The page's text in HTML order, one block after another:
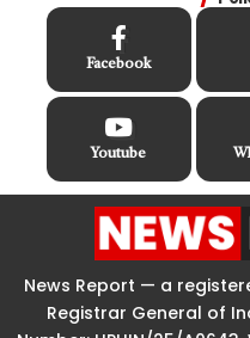
Facebook
Youtube
News Report — a
Registrar General of